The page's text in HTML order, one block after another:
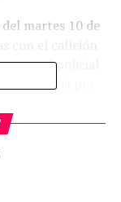
martes 10 de
con el callejón
policial
denuncia por
sus
en